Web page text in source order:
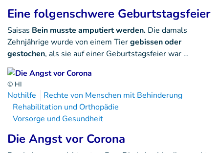
Eine folgenschwere Geburtstagsfeier
Saisas Bein musste amputiert werden. Die damals
Zehnjährige wurde von einem Tiergebissen oder
gestochen, als sie auf einer Geburtstagsfeier war …
© HI
Nothilfe
Rechte von Menschen mit Behinderung
Rehabilitation und Orthopädie
Vorsorge und Gesundheit
Die Angst vor Corona